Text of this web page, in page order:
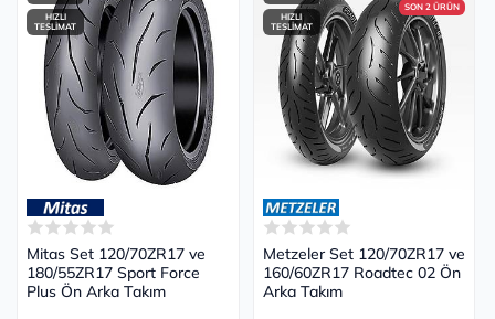
HIZLI
TESLİMAT
Mitas Set 120/70ZR17 ve
180/55ZR17 Sport Force
Plus Ön Arka Takım
SON 2 ÜRÜN
HIZLI
TESLİMAT
Metzeler Set 120/70ZR17 ve
160/60ZR17 Roadtec 02 Ön
Arka Takım